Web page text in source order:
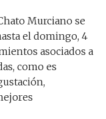
Murciano se
el domingo, 4
asociados a
como es